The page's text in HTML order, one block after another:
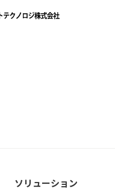
ソリューション